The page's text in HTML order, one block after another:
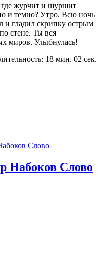
где журчит и шуршит
и темно? Утро. Всю ночь
и гладил скрипку острым
стене. Ты вся
миров. Улыбнулась!
18 мин. 02 сек.
Набоков Слово